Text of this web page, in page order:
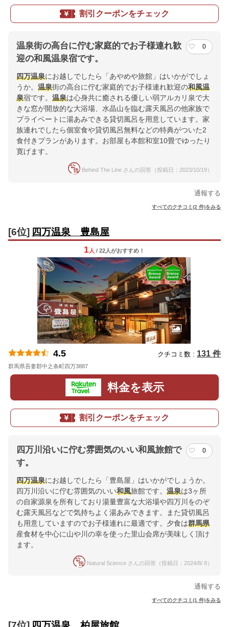
割引クーポンをチェック
温泉街の高台に佇む家庭的でお子様連れ歓
迎の和風温泉宿です。
0
四万温泉にお越しでしたら「あやめや旅館」はいかがでしょ
うか。 温泉街の高台に佇む家庭的でお子様連れ歓迎の和風温
泉宿です。 温泉は心身共に癒される優しい弱アルカリ泉で大
きな窓が開放的な大浴場、水晶山を臨む露天風呂の他家族で
プライベートに湯あみできる貸切風呂を用意しています。家
族連れでしたら個室食や貸切風呂無料などの特典がついた2
食付きプランがあります。お部屋も本館和室10畳でゆったり
寛げます。
Behind The Line さんの回答（投稿日：2023/10/19）
通報する
すべてのクチコミ(2 件)をみる
[6位] 四万温泉 豊島屋
1 人 / 22人がおすすめ！
4.5 クチコミ数 : 131 件
群馬県吾妻郡中之条町四万3887
料金を表示
割引クーポンをチェック
四万川沿いに佇む雰囲気のいい和風旅館で
す。
0
四万温泉にお越しでしたら「豊島屋」はいかがでしょうか。
四万川沿いに佇む雰囲気のいい和風旅館です。 温泉は3ヶ所
の自家源泉を所有しており湯量豊富な大浴場や四万川をのぞ
む露天風呂などで気持ちよく湯あみできます。また貸切風呂
も用意していますのでお子様連れに最適です。夕食は群馬県
産食材を中心に山や川の幸を使った里山会席が美味しく頂け
ます。
Natural Science さんの回答（投稿日：2024/8/ 8）
通報する
すべてのクチコミ(1 件)をみる